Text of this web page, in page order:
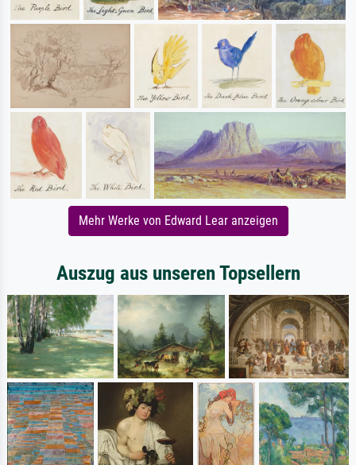
Mehr Werke von Edward Lear anzeigen
Auszug aus unseren Topsellern